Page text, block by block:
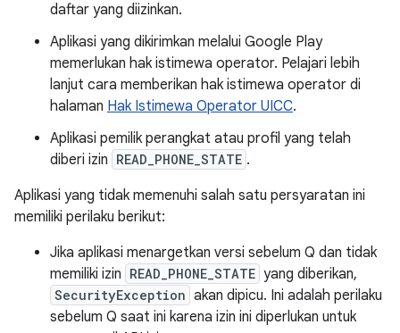
daftar yang diizinkan.
Aplikasi yang dikirimkan melalui Google Play
memerlukan hak istimewa operator. Pelajari lebih
lanjut cara memberikan hak istimewa operator di
halaman Hak Istimewa Operator UICC.
Aplikasi pemilik perangkat atau profil yang telah
diberi izin READ_PHONE_STATE .
Aplikasi yang tidak memenuhi salah satu persyaratan ini
memiliki perilaku berikut:
Jika aplikasi menargetkan versi sebelum Q dan tidak
memiliki izin READ_PHONE_STATE yang diberikan,
SecurityException akan dipicu. Ini adalah perilaku
sebelum Q saat ini karena izin ini diperlukan untuk